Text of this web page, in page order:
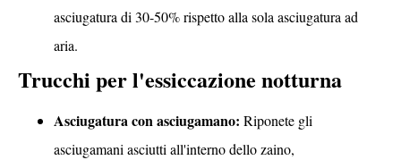
asciugatura di 30-50% rispetto alla sola asciugatura ad
aria.
Trucchi per l'essiccazione notturna
Asciugatura con asciugamano: Riponete gli
asciugamani asciutti all'interno dello zaino,